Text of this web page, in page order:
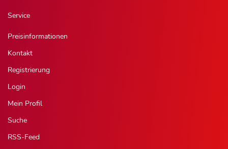
Service
Preisinformationen
Kontakt
Registrierung
Login
Mein Profil
Suche
RSS-Feed